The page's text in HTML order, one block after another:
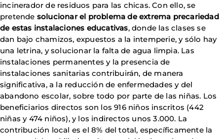
incinerador de residuos para las chicas. Con ello, se
pretende solucionar el problema de extrema precariedad
de estas instalaciones educativas, donde las clases se
dan bajo chamizos, expuestos a la intemperie, y sólo hay
una letrina, y solucionar la falta de agua limpia. Las
instalaciones permanentes y la presencia de
instalaciones sanitarias contribuirán, de manera
significativa, a la reducción de enfermedades y del
abandono escolar, sobre todo por parte de las niñas. Los
beneficiarios directos son los 916 niños inscritos (442
niñas y 474 niños), y los indirectos unos 3.000. La
contribución local es el 8% del total, específicamente la